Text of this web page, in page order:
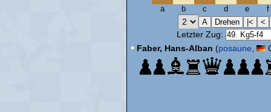
a
b c d e f
Letzter Zug:
• Faber, Hans-Alban (posaune